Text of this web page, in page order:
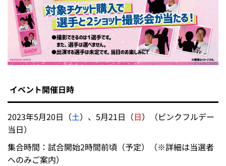
イベント開催日時
2023年5月20日（土）、5月21日（日）（ピンクフルデー
当日）
集合時間：試合開始2時間前頃（予定）（※詳細は当選者
へのみご案内）